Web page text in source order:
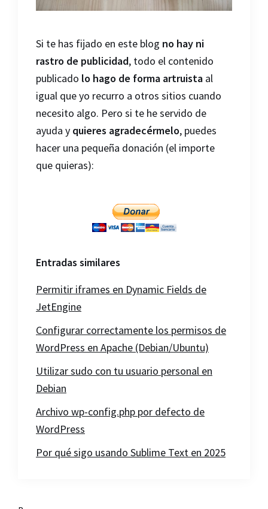
Si te has fijado en este blog no hay ni
rastro de publicidad, todo el contenido
publicado lo hago de forma artruista al
igual que yo recurro a otros sitios cuando
necesito algo. Pero si te he servido de
ayuda y quieres agradecérmelo, puedes
hacer una pequeña donación (el importe
que quieras):
Entradas similares
Permitir iframes en Dynamic Fields de
JetEngine
Configurar correctamente los permisos de
WordPress en Apache (Debian/Ubuntu)
Utilizar sudo con tu usuario personal en
Debian
Archivo wp-config.php por defecto de
WordPress
Por qué sigo usando Sublime Text en 2025